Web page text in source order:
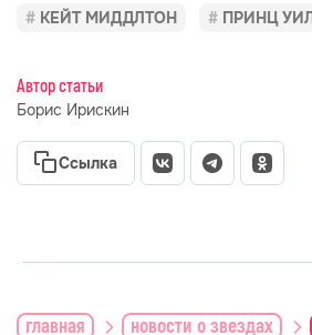
КЕЙТ МИДДЛТОН ПРИНЦ
Автор статьи
Борис Ирискин
Ссылка
главная новости о звездах